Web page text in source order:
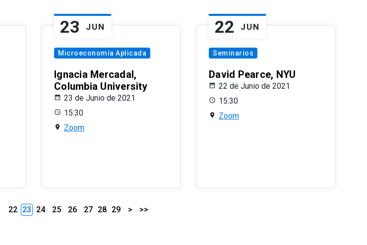
23 JUN
Microeconomía Aplicada
Ignacia Mercadal,
Columbia University
23 de Junio de 2021
15:30
Zoom
22 JUN
Seminarios
David Pearce, NYU
22 de Junio de 2021
15:30
Zoom
22 23 24 25 26 27 28 29 > >>